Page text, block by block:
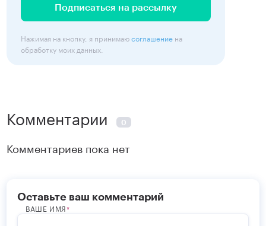
Подписаться на рассылку
Нажимая на кнопку, я принимаюсоглашение на
обработку моих данных.
Комментарии 0
Комментариев пока нет
Оставьте ваш комментарий
ВАШЕ ИМЯ